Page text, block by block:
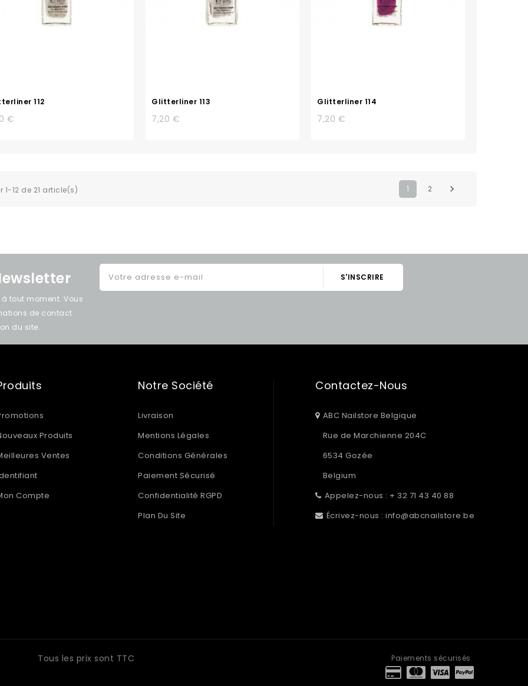
112
€
Glitterliner 113
7,20 €
Glitterliner 114
7,20 €
1-12 de 21 article(s) 1 2 
tout moment. Vous
de contact
du site.
Produits
Ventes
Compte
Notre Société
Livraison
Mentions Légales
Conditions Générales
Paiement Sécurisé
Confidentialité RGPD
Plan Du Site
Contactez-Nous
ABC Nailstore Belgique
Rue de Marchienne 204C
6534 Gozée
Belgium
Appelez-nous : + 32 71 43 40 88
Écrivez-nous : info@abcnailstore.be
Paiements sécurisés
Tous les prix sont TTC